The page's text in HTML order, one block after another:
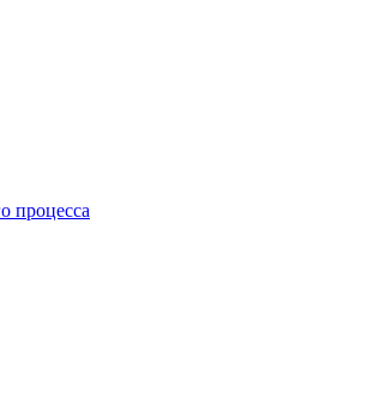
процесса